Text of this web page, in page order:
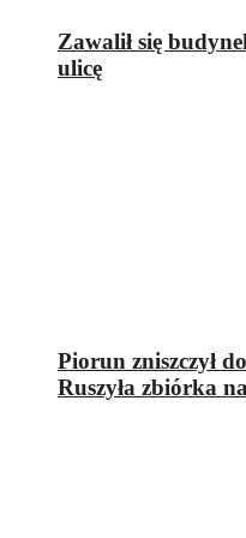
Zawalił się
ulicę
Piorun zniszczył
Ruszyła zbiórka